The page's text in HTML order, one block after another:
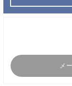
メ